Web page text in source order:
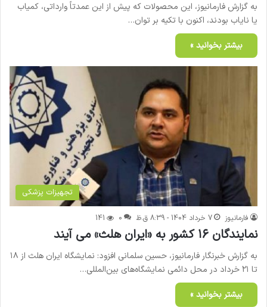
به گزارش فارمانیوز، این محصولات که پیش از این عمدتاً وارداتی، کمیاب
یا نایاب بودند، اکنون با تکیه بر توان…
بیشتر بخوانید »
تجهیزات پزشکی
فارمانیوز 7 خرداد 1404 - 8:39 ق.ظ 0
141
نمایندگان ۱۶ کشور به «ایران هلث» می آیند
به گزارش خبرنگار فارمانیوز، حسین سلمانی افزود: نمایشگاه ایران هلث از ۱۸
تا ۲۱ خرداد در محل دائمی نمایشگاه‌های بین‌المللی…
بیشتر بخوانید »